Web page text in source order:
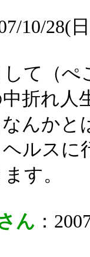
10/28(
て（ぺ
折れ人
んかと
ルスに
す。
ん ：